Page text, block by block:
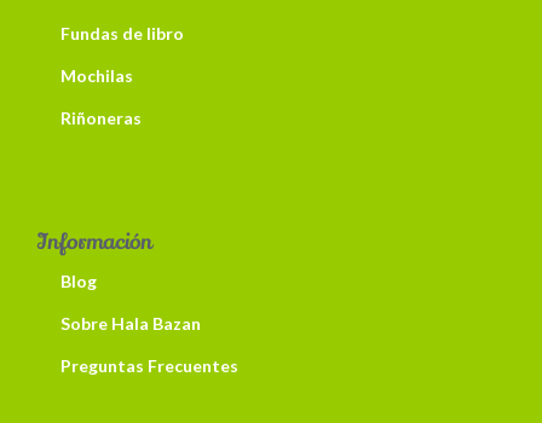
Fundas de libro
Mochilas
Riñoneras
Información
Blog
Sobre Hala Bazan
Preguntas Frecuentes